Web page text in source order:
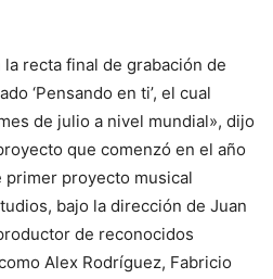
recta final de grabación de
‘Pensando en ti’, el cual
de julio a nivel mundial», dijo
que comenzó en el año
primer proyecto musical
bajo la dirección de Juan
de reconocidos
Alex Rodríguez, Fabricio